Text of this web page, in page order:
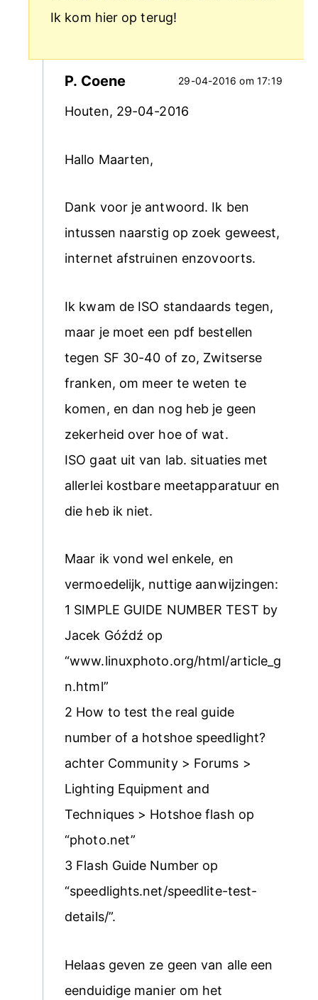
Ik kom hier op terug!
P. Coene 29-04-2016 om 17:19
Houten, 29-04-2016
Hallo Maarten,
Dank voor je antwoord. Ik ben
intussen naarstig op zoek geweest,
internet afstruinen enzovoorts.
Ik kwam de ISO standaards tegen,
maar je moet een pdf bestellen
tegen SF 30-40 of zo, Zwitserse
franken, om meer te weten te
komen, en dan nog heb je geen
zekerheid over hoe of wat.
ISO gaat uit van lab. situaties met
allerlei kostbare meetapparatuur en
die heb ik niet.
Maar ik vond wel enkele, en
vermoedelijk, nuttige aanwijzingen:
1 SIMPLE GUIDE NUMBER TEST by
Jacek Góźdź op
“www.linuxphoto.org/html/article_g
n.html”
2 How to test the real guide
number of a hotshoe speedlight?
achter Community > Forums >
Lighting Equipment and
Techniques > Hotshoe flash op
“photo.net”
3 Flash Guide Number op
“speedlights.net/speedlite-test-
details/”.
Helaas geven ze geen van alle een
eenduidige manier om het